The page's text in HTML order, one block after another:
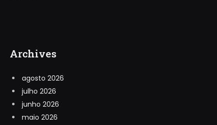
Archives
agosto 2026
julho 2026
junho 2026
maio 2026